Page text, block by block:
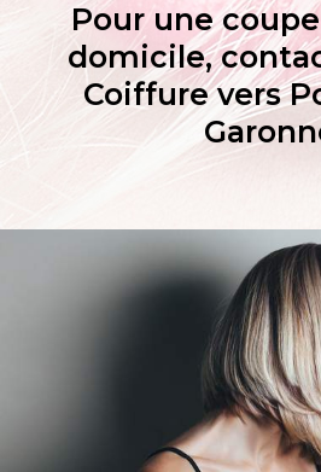
Pour une
domicile,
Coiffure vers